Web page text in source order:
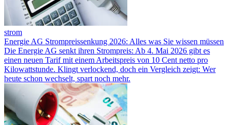
strom
Energie AG Strompreissenkung 2026: Alles was Sie wissen müssen
Die Energie AG senkt ihren Strompreis: Ab 4. Mai 2026 gibt es
einen neuen Tarif mit einem Arbeitspreis von 10 Cent netto pro
Kilowattstunde. Klingt verlockend, doch ein Vergleich zeigt: Wer
heute schon wechselt, spart noch mehr.